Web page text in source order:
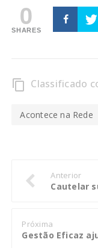
0
SHARES
content_copy Classificado
Acontece na Rede
Anterior
Próxima